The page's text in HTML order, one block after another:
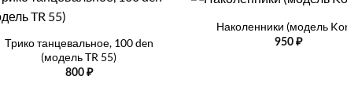
Трико танцевальное, 100 den
(модель TR 55)
800 ₽
Наколенники (модель
950₽